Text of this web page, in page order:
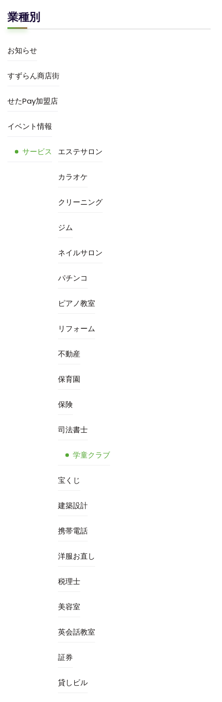
業種別
お知らせ
すずらん商店街
せたPay加盟店
イベント情報
サービス エステサロン
カラオケ
クリーニング
ジム
ネイルサロン
パチンコ
ピアノ教室
リフォーム
不動産
保育園
保険
司法書士
学童クラブ
宝くじ
建築設計
携帯電話
洋服お直し
税理士
美容室
英会話教室
証券
貸しビル